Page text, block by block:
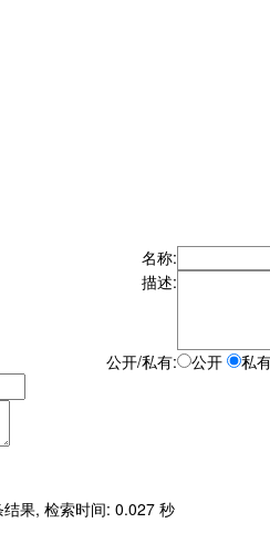
名称:
描述:
公开/私有: 公开
私
果, 检索时间: 0.027 秒